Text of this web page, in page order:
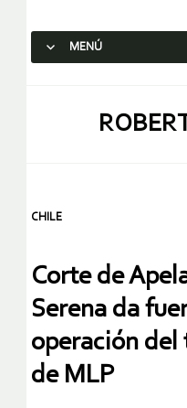
MENÚ
CHILE
Corte de
Serena da
operación del
de MLP